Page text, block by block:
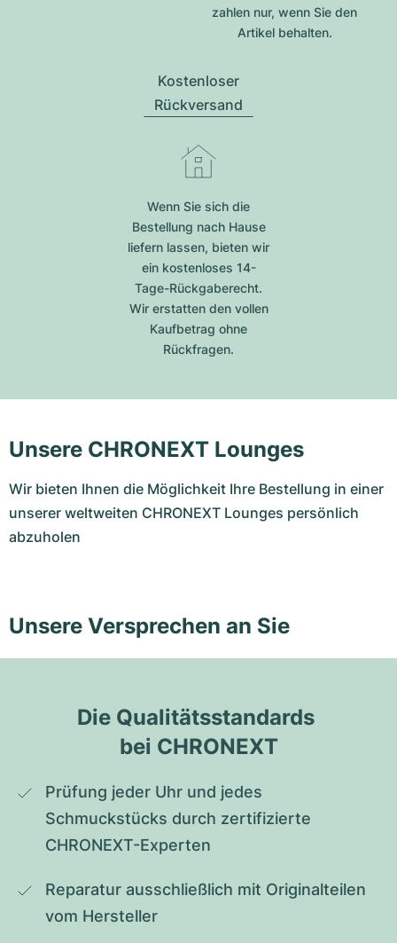
zahlen nur, wenn Sie den
Artikel behalten.
Kostenloser
Rückversand
Wenn Sie sich die
Bestellung nach Hause
liefern lassen, bieten wir
ein kostenloses 14-
Tage-Rückgaberecht.
Wir erstatten den vollen
Kaufbetrag ohne
Rückfragen.
Unsere CHRONEXT Lounges
Wir bieten Ihnen die Möglichkeit Ihre Bestellung in einer
unserer weltweiten CHRONEXT Lounges persönlich
abzuholen
Unsere Versprechen an Sie
Die Qualitätsstandards
bei CHRONEXT
Prüfung jeder Uhr und jedes
Schmuckstücks durch zertifizierte
CHRONEXT-Experten
Reparatur ausschließlich mit Originalteilen
vom Hersteller